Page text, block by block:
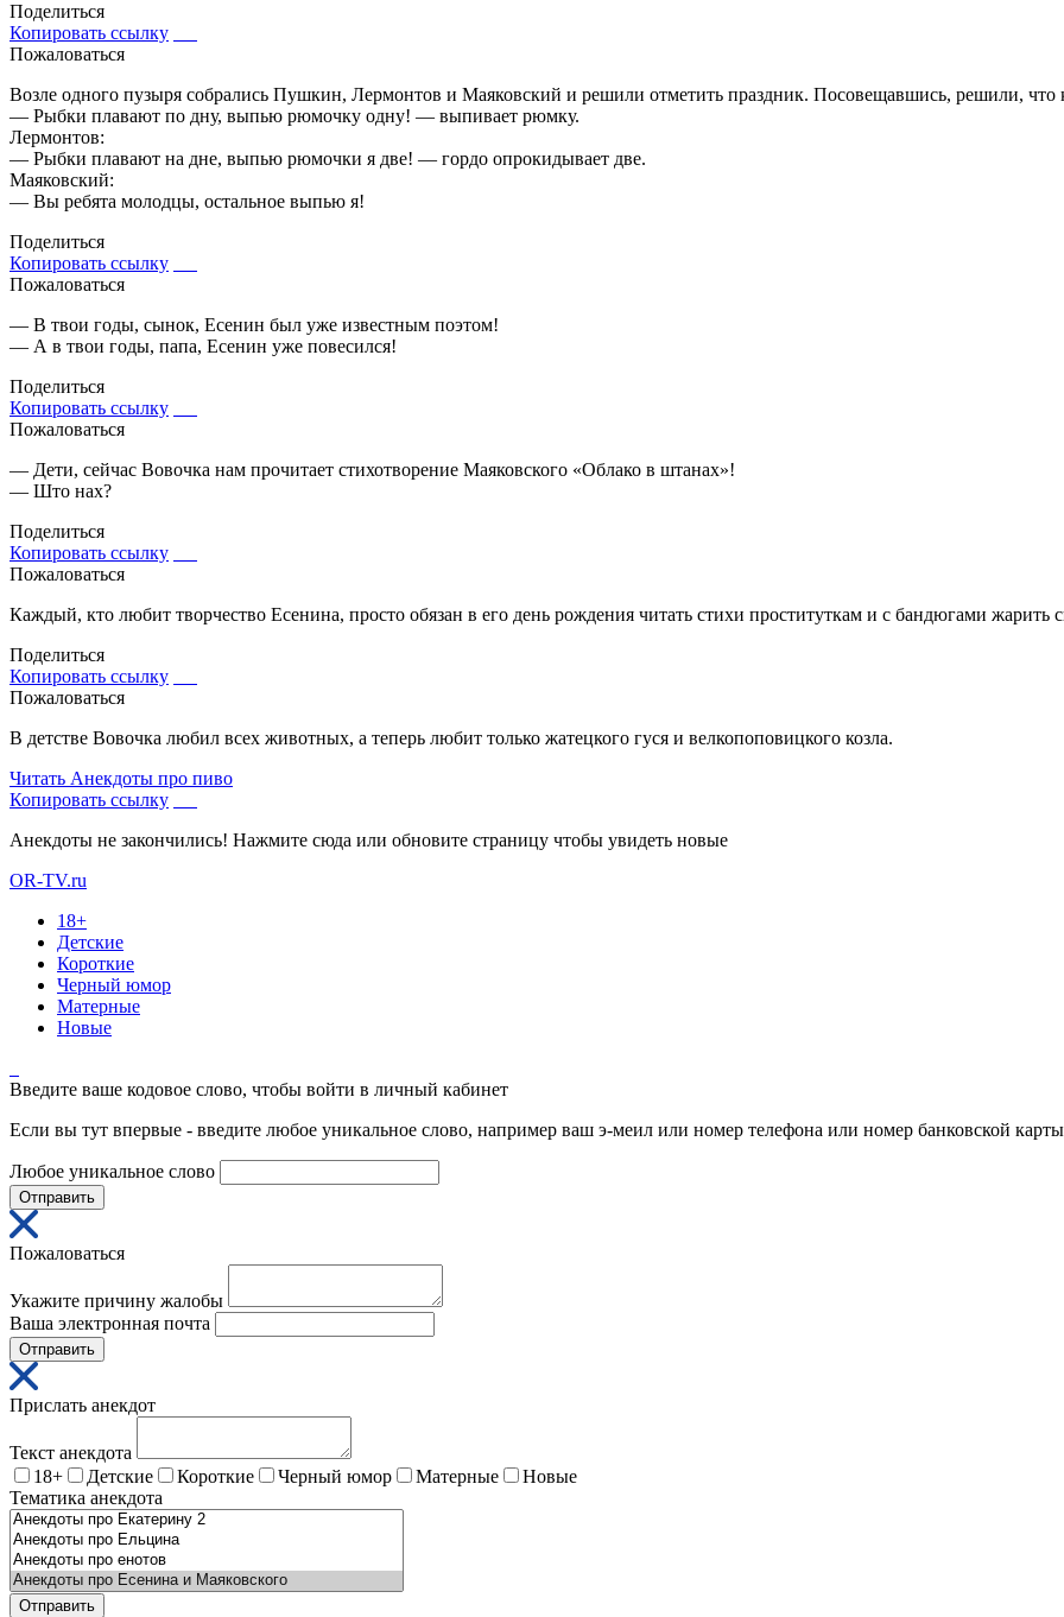
Поделиться
Копировать ссылку
Пожаловаться
Возле одного пузыря собрались Пушкин, Лермонтов и Маяковский и решили отметить праздник. Посовещавшись, решили,
— Рыбки плавают по дну, выпью рюмочку одну! — выпивает рюмку.
Лермонтов:
— Рыбки плавают на дне, выпью рюмочки я две! — гордо опрокидывает две.
Маяковский:
— Вы ребята молодцы, остальное выпью я!
Поделиться
Копировать ссылку
Пожаловаться
— В твои годы, сынок, Есенин был уже известным поэтом!
— А в твои годы, папа, Есенин уже повесился!
Поделиться
Копировать ссылку
Пожаловаться
— Дети, сейчас Вовочка нам прочитает стихотворение Маяковского «Облако в штанах»!
— Што нах?
Поделиться
Копировать ссылку
Пожаловаться
Каждый, кто любит творчество Есенина, просто обязан в его день рождения читать стихи проституткам и с бандюгами жарить
Поделиться
Копировать ссылку
Пожаловаться
В детстве Вовочка любил всех животных, а теперь любит только жатецкого гуся и велкопоповицкого козла.
Читать Анекдоты про пиво
Копировать ссылку
Анекдоты не закончились! Нажмите сюда или обновите страницу чтобы увидеть новые
OR-TV.ru
18+
Детские
Короткие
Черный юмор
Матерные
Новые
Введите ваше кодовое слово, чтобы войти в личный кабинет
Если вы тут впервые - введите любое уникальное слово, например ваш э-меил или номер телефона или номер банковской
Любое уникальное слово
Отправить
Пожаловаться
Укажите причину жалобы
Ваша электронная почта
Отправить
Прислать анекдот
Текст анекдота
18+
Детские Короткие Черный юмор Матерные
Новые
Тематика анекдота
Отправить